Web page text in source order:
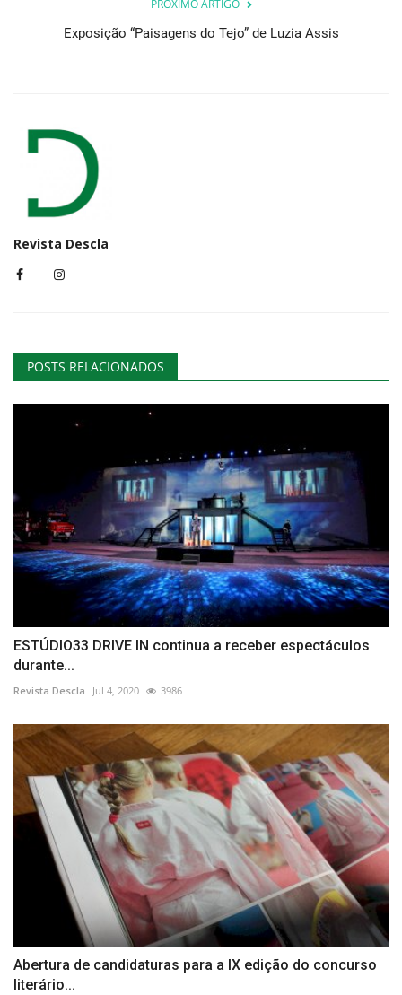
PRÓXIMO ARTIGO
Exposição “Paisagens do Tejo” de Luzia Assis
Revista Descla
POSTS RELACIONADOS
ESTÚDIO33 DRIVE IN continua a receber espectáculos
durante...
Revista Descla Jul 4, 2020 3986
Abertura de candidaturas para a IX edição do concurso
literário...